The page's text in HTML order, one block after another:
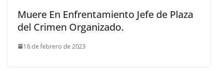
Muere En Enfrentamiento Jefe de Plaza
del Crimen Organizado.
18 de febrero de 2023